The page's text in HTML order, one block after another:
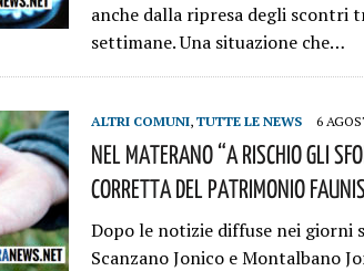
anche dalla ripresa degli scontri
settimane. Una situazione che…
ALTRI COMUNI, TUTTE LE NEWS 6
Nel Materano “a Rischio Gli
Corretta Del Patrimonio
Dopo le notizie diffuse nei giorni
Scanzano Jonico e Montalbano